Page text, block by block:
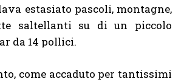
estasiato pascoli, montagne,
saltellanti su di un piccolo
da 14 pollici.
come accaduto per tantissimi